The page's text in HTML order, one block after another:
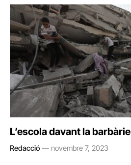
L’escola davant la barbàrie
Redacció novembre 7, 2023